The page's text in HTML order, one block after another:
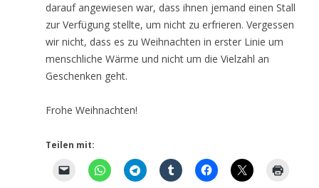
darauf angewiesen war, dass ihnen jemand einen Stall
zur Verfügung stellte, um nicht zu erfrieren. Vergessen
wir nicht, dass es zu Weihnachten in erster Linie um
menschliche Wärme und nicht um die Vielzahl an
Geschenken geht.
Frohe Weihnachten!
Teilen mit: